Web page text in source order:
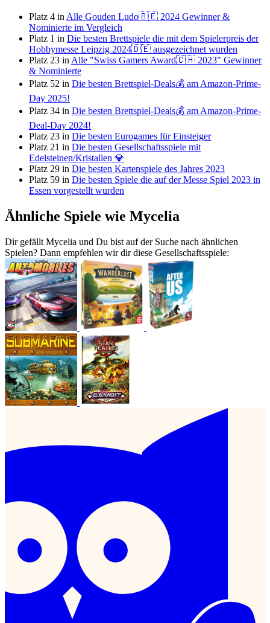
Platz 4 in Alle Gouden Ludo🇧🇪 2024 Gewinner &
Nominierte im Vergleich
Platz 1 in Die besten Brettspiele die mit dem Spielerpreis der
Hobbymesse Leipzig 2024🇩🇪 ausgezeichnet wurden
Platz 23 in Alle "Swiss Gamers Award🇨🇭 2023" Gewinner
& Nominierte
Platz 52 in Die besten Brettspiel-Deals💰 am Amazon-Prime-
Day 2025!
Platz 34 in Die besten Brettspiel-Deals💰 am Amazon-Prime-
Deal-Day 2024!
Platz 23 in Die besten Eurogames für Einsteiger
Platz 21 in Die besten Gesellschaftsspiele mit
Edelsteinen/Kristallen 💎
Platz 29 in Die besten Kartenspiele des Jahres 2023
Platz 59 in Die besten Spiele die auf der Messe Spiel 2023 in
Essen vorgestellt wurden
Ähnliche Spiele wie Mycelia
Dir gefällt Mycelia und Du bist auf der Suche nach ähnlichen
Spielen? Dann empfehlen wir dir diese Gesellschaftsspiele: